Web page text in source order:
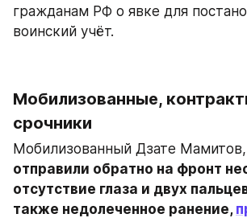
гражданам РФ о явке для
воинский учёт.
Мобилизованные,
срочники
отправили обратно на фронт
отсутствие глаза и двух
также недолеченное ранение,